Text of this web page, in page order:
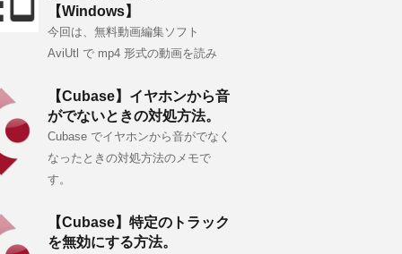
【Windows】
今回は、無料動画編集ソフト
AviUtl で mp4 形式の動画を読み
【Cubase】イヤホンから音
がでないときの対処方法。
Cubase でイヤホンから音がでなく
なったときの対処方法のメモで
す。
【Cubase】特定のトラック
を無効にする方法。